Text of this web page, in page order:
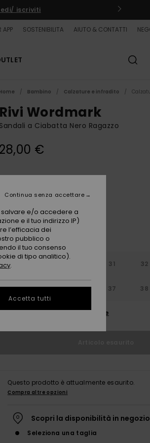
iscriviti
APP SOSTENIBILITA AIUTO & CONTATTI
Home Bambino Calzature e infradito
Rivi Wordmark
Sandali a Ciabatta Nero Ragazzo
28,00 €
31 32
34 35 36 37 38
Consulta la guida alle taglie
Questo prodotto è attualmente esaurito.
Compra altre opzioni
Scopri la disponibilità in negozio
Seleziona una taglia
salvare e/o accedere a
e il tuo indirizzo IP)
l’efficacia dei
pubblico o
il tuo consenso
di tipo analitico).
.
Continua senza accettare
Accetta tutti